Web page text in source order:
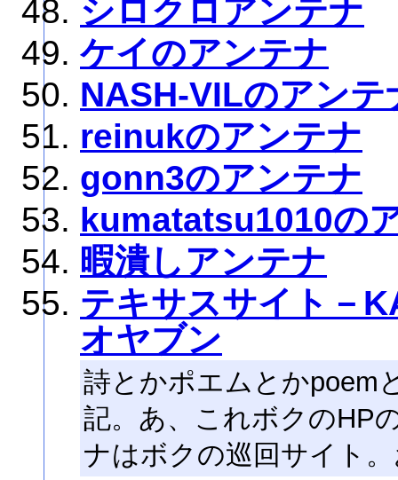
シロクロアンテナ
ケイのアンテナ
NASH-VILのアンテ
reinukのアンテナ
gonn3のアンテナ
kumatatsu1010の
暇潰しアンテナ
テキサスサイト－
オヤブン
詩とかポエムとか
記。あ、これボクのHP
ナはボクの巡回サイト